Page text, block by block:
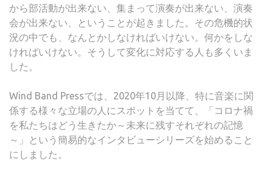
から部活動が出来ない、集まって演奏が出来ない、演奏
会が出来ない、ということが起きました。その危機的状
況の中でも、なんとかしなければいけない。何かをしな
ければいけない。そうして変化に対応する人も多くいま
した。
Wind Band Pressでは、2020年10月以降、特に音楽に関
係する様々な立場の人にスポットを当てて、「コロナ禍
を私たちはどう生きたか～未来に残すそれぞれの記憶
～」という簡易的なインタビューシリーズを始めること
にしました。